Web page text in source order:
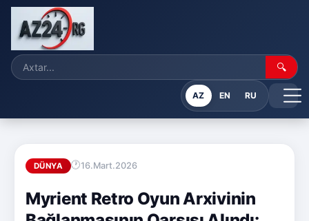
🔍
AZ EN RU
DÜNYA 16.Mart.2026
Myrient Retro Oyun Arxivinin